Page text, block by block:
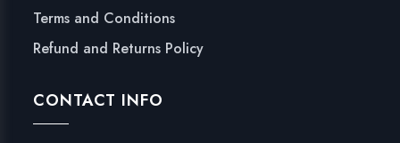
Terms and Conditions
Refund and Returns Policy
CONTACT INFO